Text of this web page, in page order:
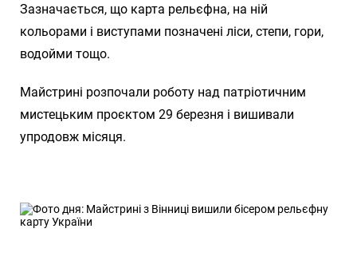
Зазначається, що карта рельєфна, на ній
кольорами і виступами позначені ліси, степи, гори,
водойми тощо.
Майстрині розпочали роботу над патріотичним
мистецьким проєктом 29 березня і вишивали
упродовж місяця.